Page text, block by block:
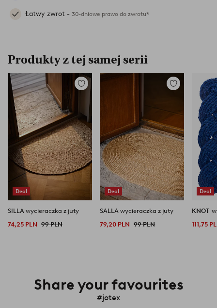
Łatwy zwrot - 30-dniowe prawo do zwrotu*
Produkty z tej samej serii
Deal
Dodaj
SILLA wycieraczka z juty
74,25 PLN 99 PLN
Deal
Dodaj
SALLA wycieraczka z juty
79,20 PLN
99 PLN
Deal
KNOT
111,75
Share your favourites
#jotex